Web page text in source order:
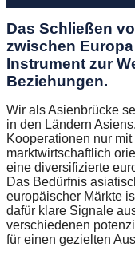
Das Schließen
zwischen
Instrument zur
Beziehungen.
Wir als Asienbrücke
in den Ländern
Kooperationen nur
marktwirtschaftlich
eine diversifizierte
Das Bedürfnis
europäischer Märkte
dafür klare Signale
verschiedenen
für einen gezielten